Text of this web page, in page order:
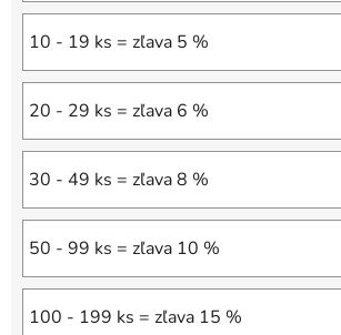
10 - 19 ks = zľava 5 %
20 - 29 ks = zľava 6 %
30 - 49 ks = zľava 8 %
50 - 99 ks = zľava 10 %
100 - 199 ks = zľava 15 %